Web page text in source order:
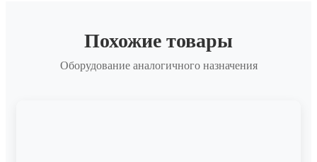
Похожие товары
Оборудование аналогичного назначения